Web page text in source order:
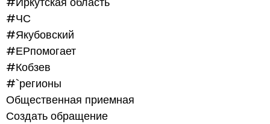
#ЧС
#Якубовский
#ЕРпомогает
#Кобзев
#`регионы
Общественная приемная
Создать обращение